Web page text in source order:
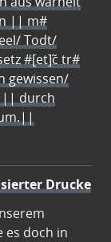
|| m#
Todt/
#[et]c̃ tr#
gewissen/
|| durch
Drucke
es doch in